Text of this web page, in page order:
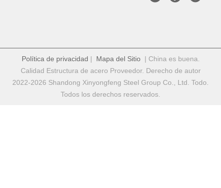
Política de privacidad | Mapa del Sitio| China es buena.
Calidad Estructura de acero Proveedor. Derecho de autor
2022-2026 Shandong Xinyongfeng Steel Group Co., Ltd. Todo.
Todos los derechos reservados.